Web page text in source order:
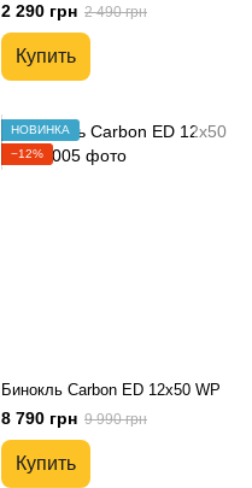
2 290 грн 2 490 грн
Купить
НОВИНКА
−12%
Бинокль Carbon ED 12x50 WP
8 790 грн 9 990 грн
Купить